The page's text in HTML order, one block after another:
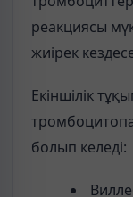
реакциясы
жиірек
Екіншілік
болып келеді: